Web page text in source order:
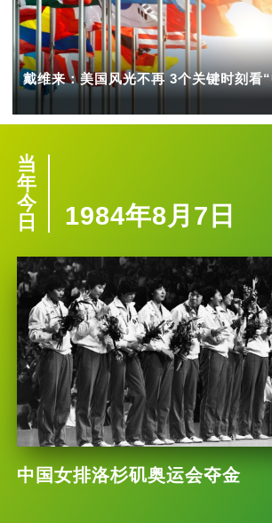
戴维来：美国风光不再 3个关键时刻看
当
年
今
日
1984年8月7日
中国女排洛杉矶奥运会夺金